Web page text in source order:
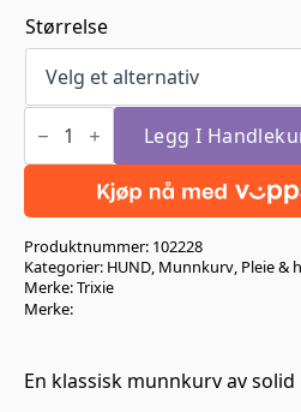
kr 59,00
til
kr 99,00
Størrelse
Trixie
Munnkurv Legg I
Produktnummer: 102228
Kategorier: HUND, Munnkurv, Pleie &
Merke:Trixie
Merke:
En klassisk munnkurv av solid